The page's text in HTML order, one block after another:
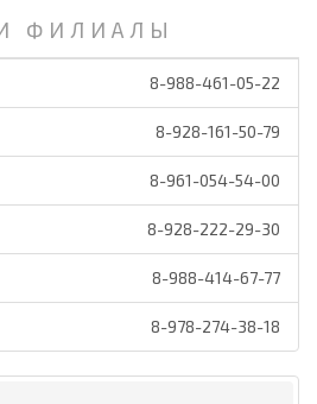
ФИЛИАЛЫ
8-988-461-05-22
8-928-161-50-79
8-961-054-54-00
8-928-222-29-30
8-988-414-67-77
8-978-274-38-18